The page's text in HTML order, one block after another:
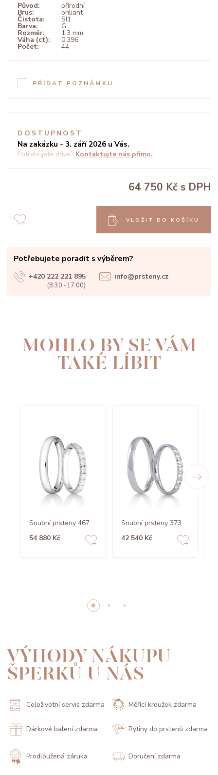
Původ:
přírodní
Brus: briliant
Čistota: SI1
Barva: G
Rozměr: 1,3 mm
Váha (ct): 0,396
Počet: 44
PŘIDAT POZNÁMKU
DOSTUPNOST
Na zakázku - 3. září 2026 u Vás.
Potřebujete dříve? Kontaktujte nás přímo.
64 750 Kč s DPH
VLOŽIT DO KOŠÍKU
Potřebujete poradit s výběrem?
+420 222 221 895
(8:30 -17:00)
info@prsteny.cz
MOHLO BY SE VÁM
TAKÉ LÍBIT
Snubní prsteny 467
54 880 Kč
Snubní prsteny 373
42 540 Kč
VÝHODY NÁKUPU
ŠPERKŮ U NÁS
Celoživotní servis zdarma Měřící kroužek zdarma
Dárkové balení zdarma Rytiny do prstenů zdarma
Prodloužená záruka Doručení zdarma